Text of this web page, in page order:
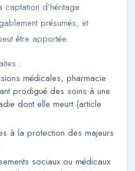
d’héritage
présumés, et
être apportée.
:
médicales, pharmacie
prodigué des soins à une
dont elle meurt (article
à la protection des majeurs
sociaux ou médicaux